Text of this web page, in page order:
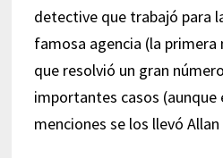
detective que trabajó para
famosa agencia (la primera
que resolvió un gran
importantes casos (aunque
menciones se los llevó